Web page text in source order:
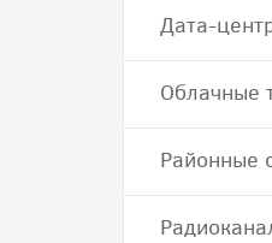
Дата-
Облачные
Районные